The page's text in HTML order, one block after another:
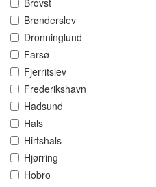
Brovst
Brønderslev
Dronninglund
Farsø
Fjerritslev
Frederikshavn
Hadsund
Hals
Hirtshals
Hjørring
Hobro